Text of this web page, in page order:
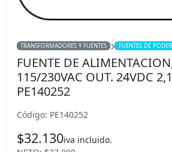
TRANSFORMADORES Y FUENTES FUENTES DE PODER
FUENTE DE
115/230VAC OUT. 24VDC
PE140252
Código: PE140252
$32.130iva incluido.